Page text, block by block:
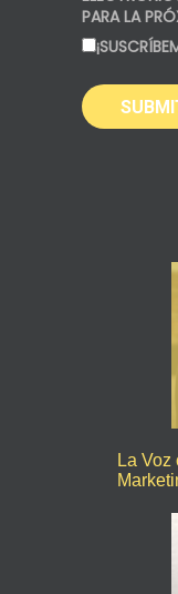
PARA LA
La